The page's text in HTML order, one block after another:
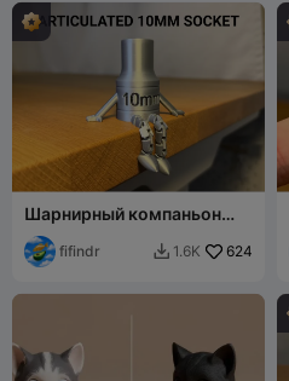
Шарнирный компаньон
"Головка 10 мм"
fifindr  1.6K 624